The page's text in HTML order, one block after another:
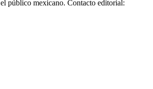
público mexicano. Contacto editorial: